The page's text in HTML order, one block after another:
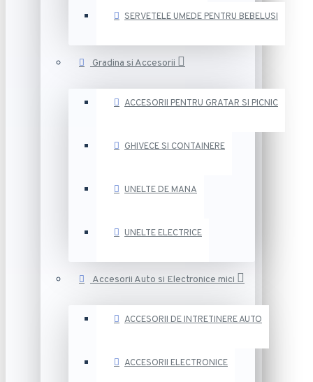
SERVETELE UMEDE PENTRU BEBELUSI
Gradina si Accesorii
ACCESORII PENTRU GRATAR SI PICNIC
GHIVECE SI CONTAINERE
UNELTE DE MANA
UNELTE ELECTRICE
Accesorii Auto si Electronice mici
ACCESORII DE INTRETINERE AUTO
ACCESORII ELECTRONICE